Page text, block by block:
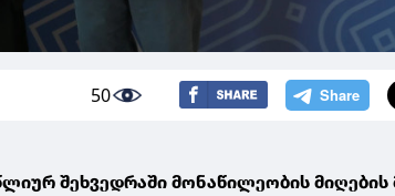
50
შეხვედრაში მონაწილეობის მიღების